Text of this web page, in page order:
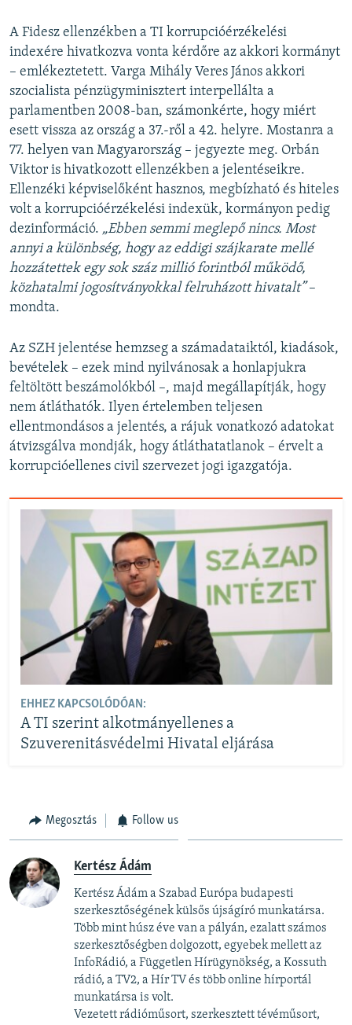
A Fidesz ellenzékben a TI korrupcióérzékelési
indexére hivatkozva vonta kérdőre az akkori kormányt
– emlékeztetett. Varga Mihály Veres János akkori
szocialista pénzügyminisztert interpellálta a
parlamentben 2008-ban, számonkérte, hogy miért
esett vissza az ország a 37.-ről a 42. helyre. Mostanra a
77. helyen van Magyarország – jegyezte meg. Orbán
Viktor is hivatkozott ellenzékben a jelentéseikre.
Ellenzéki képviselőként hasznos, megbízható és hiteles
volt a korrupcióérzékelési indexük, kormányon pedig
dezinformáció. „Ebben semmi meglepő nincs. Most
annyi a különbség, hogy az eddigi szájkarate mellé
hozzátettek egy sok száz millió forintból működő,
közhatalmi jogosítványokkal felruházott hivatalt”–
mondta.
Az SZH jelentése hemzseg a számadataiktól, kiadások,
bevételek – ezek mind nyilvánosak a honlapjukra
feltöltött beszámolókból –, majd megállapítják, hogy
nem átláthatók. Ilyen értelemben teljesen
ellentmondásos a jelentés, a rájuk vonatkozó adatokat
átvizsgálva mondják, hogy átláthatatlanok – érvelt a
korrupcióellenes civil szervezet jogi igazgatója.
EHHEZ KAPCSOLÓDÓAN:
A TI szerint alkotmányellenes a
Szuverenitásvédelmi Hivatal eljárása
Megosztás Follow us
Kertész Ádám
Kertész Ádám a Szabad Európa budapesti
szerkesztőségének külsős újságíró munkatársa.
Több mint húsz éve van a pályán, ezalatt számos
szerkesztőségben dolgozott, egyebek mellett az
InfoRádió, a Független Hírügynökség, a Kossuth
rádió, a TV2, a Hír TV és több online hírportál
munkatársa is volt.
Vezetett rádióműsort, szerkesztett tévéműsort,